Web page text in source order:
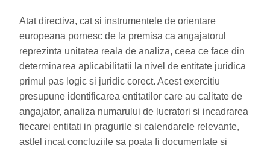
Atat directiva, cat si instrumentele de orientare
europeana pornesc de la premisa ca angajatorul
reprezinta unitatea reala de analiza, ceea ce face din
determinarea aplicabilitatii la nivel de entitate juridica
primul pas logic si juridic corect. Acest exercitiu
presupune identificarea entitatilor care au calitate de
angajator, analiza numarului de lucratori si incadrarea
fiecarei entitati in pragurile si calendarele relevante,
astfel incat concluziile sa poata fi documentate si